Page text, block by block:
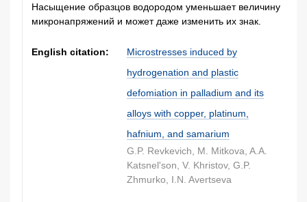
Насыщение образцов водородом уменьшает величину
микронапряжений и может даже изменить их знак.
English citation:
Microstresses induced by
hydrogenation and plastic
defomiation in palladium and its
alloys with copper, platinum,
hafnium, and samarium
G.P. Revkevich, M. Mitkova, A.A.
Katsnel'son, V. Khristov, G.P.
Zhmurko, I.N. Avertseva